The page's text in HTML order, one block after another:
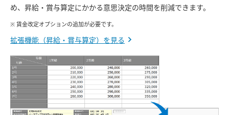
め、昇給・賞与算定にかかる意思決定の時間を削減できます。
※ 賃金改定オプションの追加が必要です。
拡張機能（昇給・賞与算定）を見る